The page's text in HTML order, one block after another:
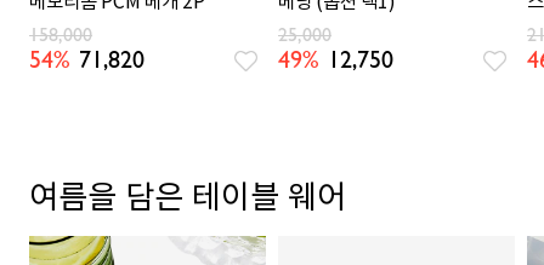
158,000
54% 71,820
25,000
49% 12,750
여름을 담은 테이블 웨어